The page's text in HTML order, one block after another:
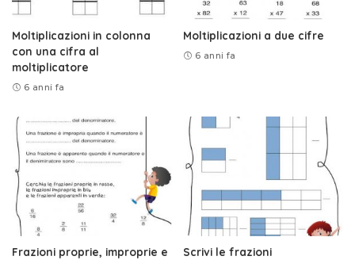
Moltiplicazioni in colonna
con una cifra al
moltiplicatore
6 anni fa
Moltiplicazioni a due cifre
6 anni fa
Frazioni proprie, improprie e
Scrivi le frazioni